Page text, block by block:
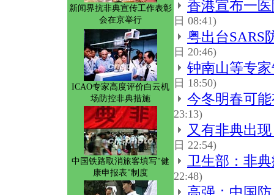
新闻界抗非典宣传工作表彰
会在京举行
ICAO专家高度评价白云机
场防控非典措施
中国铁路取消旅客填写"健
康申报表"制度
香港宣布一
日 08:41)
粤出台SARS
日 20:46)
钟南山等专
日 18:50)
今冬明春可
23:13)
又有非典出
日 22:54)
卫生部：非
22:48)